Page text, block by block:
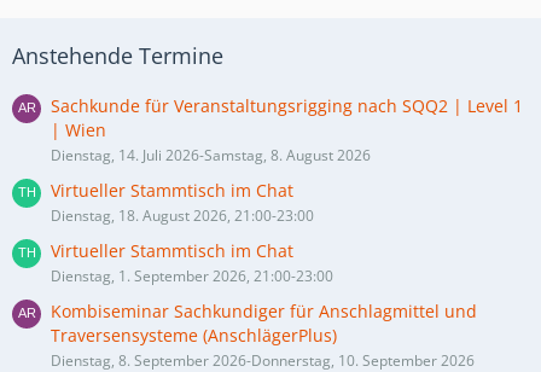
Anstehende Termine
Sachkunde für Veranstaltungsrigging nach SQQ2 | Level 1
| Wien
Dienstag, 14. Juli 2026-Samstag, 8. August 2026
Virtueller Stammtisch im Chat
Dienstag, 18. August 2026, 21:00-23:00
Virtueller Stammtisch im Chat
Dienstag, 1. September 2026, 21:00-23:00
Kombiseminar Sachkundiger für Anschlagmittel und
Traversensysteme (AnschlägerPlus)
Dienstag, 8. September 2026-Donnerstag, 10. September 2026